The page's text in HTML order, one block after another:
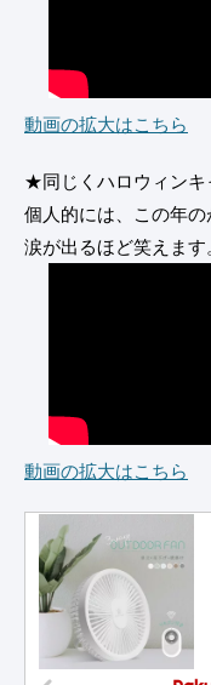
動画の拡大はこちら
★同じくハロウィンキ
個人的には、この年の
涙が出るほど笑えます
動画の拡大はこちら